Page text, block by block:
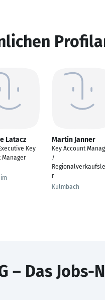
Latacz
Key
Manager
Martin Janner
Key Account
/
r
Kulmbach
– Das Jobs-